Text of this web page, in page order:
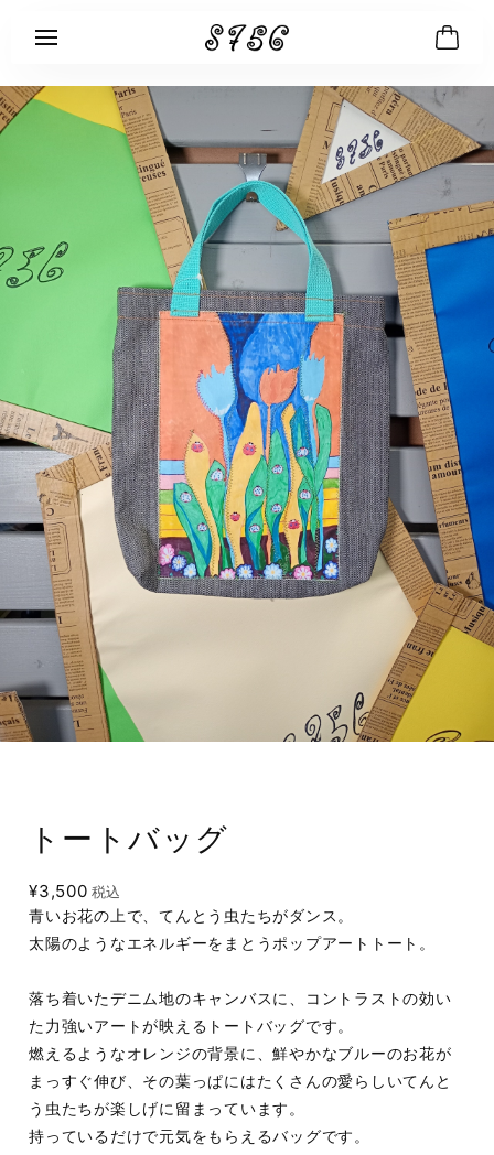
トートバッグ
¥3,500 税込
青いお花の上で、てんとう虫たちがダンス。
太陽のようなエネルギーをまとうポップアートトート。
落ち着いたデニム地のキャンバスに、コントラストの効い
た力強いアートが映えるトートバッグです。
燃えるようなオレンジの背景に、鮮やかなブルーのお花が
まっすぐ伸び、その葉っぱにはたくさんの愛らしいてんと
う虫たちが楽しげに留まっています。
持っているだけで元気をもらえるバッグです。